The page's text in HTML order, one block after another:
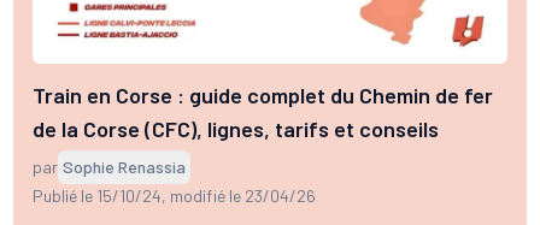
Train en Corse : guide complet du Chemin de fer
de la Corse (CFC), lignes, tarifs et conseils
par Sophie Renassia
Publié le 15/10/24, modifié le 23/04/26